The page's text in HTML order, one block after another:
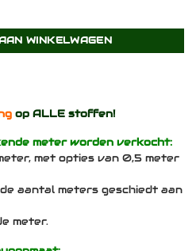
Max. 7,5 meter - groen met grijs
WINKELWAGEN
op ALLE stoffen!
meter worden verkocht:
met opties van 0,5 meter
aantal meters geschiedt aan
meter.